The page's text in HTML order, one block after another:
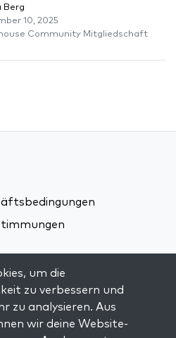
Berg
10, 2025
Community Mitgliedschaft
Medien:
classes
um die
zu verbessern und
zu analysieren. Aus
wir deine Website-